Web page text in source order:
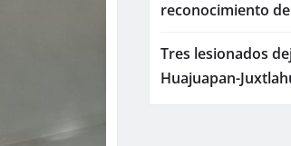
reconocimiento
Tres lesionados
Huajuapan-